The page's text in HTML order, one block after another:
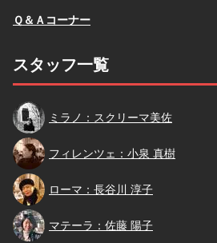
Ｑ＆Ａコーナー
スタッフ一覧
スクリーマ
ミラノ：スクリーマ美佐
小泉
フィレンツェ：小泉 真樹
長谷川
ローマ：長谷川 淳子
佐藤
マテーラ：佐藤 陽子